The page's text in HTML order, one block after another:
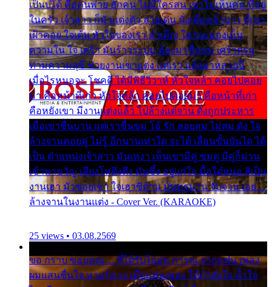
เป็นบ่ได้ คือคนพ่าย ฮักคน ไม่มีใครสน เขาไม่เห็นคน ที่อยู่
ในครัว เจ้าสาว ก็มัวแต่งตัว สวยเด่น นั่งเคียงเจ้าบ่าว ที่เขา
เฝ้าคอย ใจเต้น หัวใจของเรา ลำเค็ญ ใครจะมองเห็น
ความใน ใจ เศร้า มันร้าวระบม ต้องมาขื่นขม เศร้าตรม
ท่ามความสุขี ช่วยงานเขาแต่ง แต่เรา แล้งมาหลายปี
เมื่อไรหนอจะ โชคดี ได้มีพิธีวิวาห์ หัวใจหล้า คอยไปคอย
มา คือหน้าที่เก่า หัวใจหล้า คอยไปคอยมา คือหน้าที่เก่า
คือหยังเขา มีงานแต่งแล้ว ไปล้างแต่จาน ดั่งถูกประหาร
เมื่อเขาชื่นบาน แต่เราขื่นขม โอ้ รัก ลอยลม ไม่สม ดัง ใจ
ล้างจานคอยคู่ ไม่รู้ อีกนานเท่าใด จะได้ เลื่อนขั้นบันได ได้
เป็น ตำแหน่งเจ้าสาว มันเหงา เห็นเขามีคู่ ซมดู มีคู่ก็ม่วน
เข้าพาขวัญ เสียงโห่ตึงตึง มันซึ้ง อยู่แก่ใจ มื้อใด๋หนอ สิเป็น
งานเฮา มัวซอยเขา ใจเฮาซิด้าน มันทรมาน จับจาน เอย…
ล้างจานในงานแต่ง - Cover Ver. (KARAOKE)
25 views • 03.08.2569
ขอ กราบ ขอบคุณ.... ที่ได้รับไออุ่น การุณ จากแฟน เพลง
ผมแสนชื่นใจ หายวังเวง เมื่อแฟนเพลง ให้กำลังใจ น้ำใจ